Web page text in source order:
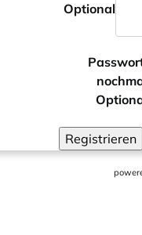
Optional
Registrieren